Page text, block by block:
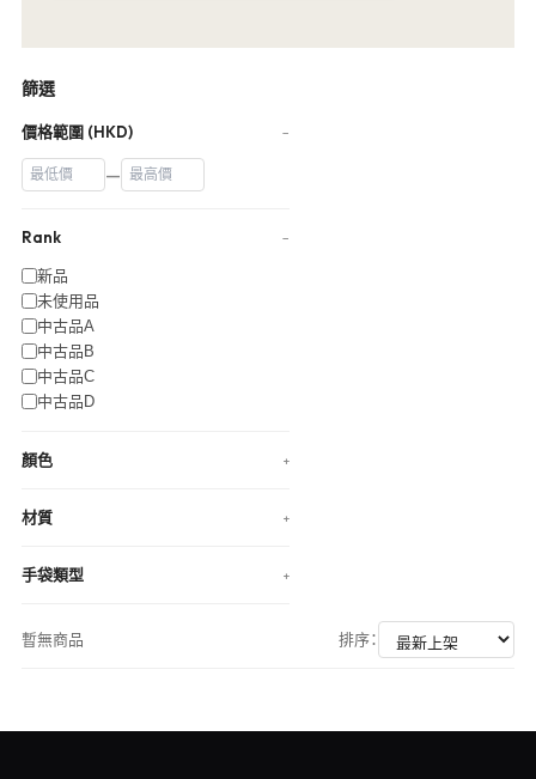
篩選
價格範圍 (HKD) −
—
Rank −
新品
未使用品
中古品A
中古品B
中古品C
中古品D
顏色 +
材質 +
手袋類型 +
暫無商品 排序：